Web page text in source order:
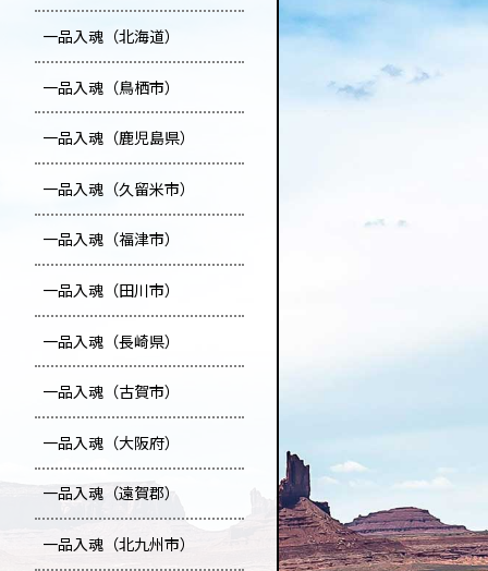
一品入魂（北海道）
一品入魂（鳥栖市）
一品入魂（鹿児島県）
一品入魂（久留米市）
一品入魂（福津市）
一品入魂（田川市）
一品入魂（長崎県）
一品入魂（古賀市）
一品入魂（大阪府）
一品入魂（遠賀郡）
一品入魂（北九州市）